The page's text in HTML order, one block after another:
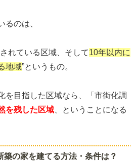
るのは、
れている区域、そして10年以内に
地域”というもの。
を目指した区域なら、「市街化調
を残した区域 、ということになる
築の家を建てる方法・条件は？